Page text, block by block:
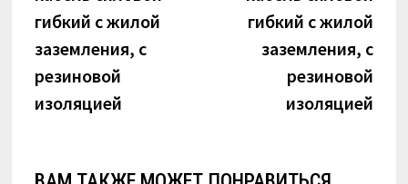
гибкий с жилой
заземления, с
резиновой
изоляцией
гибкий с жилой
заземления, с
резиновой
изоляцией